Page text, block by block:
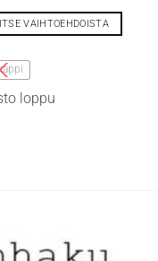
VAIHTOEHDOISTA
loppu